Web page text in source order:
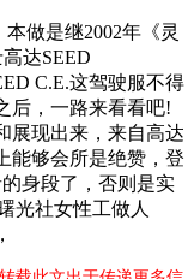
做是继2002年《灵
达SEED
C.E.这驾驶服不得
后，一路来看看吧!
展现出来，来自高达
能够会所是绝赞，登
身段了，否则是实
光社女性工做人